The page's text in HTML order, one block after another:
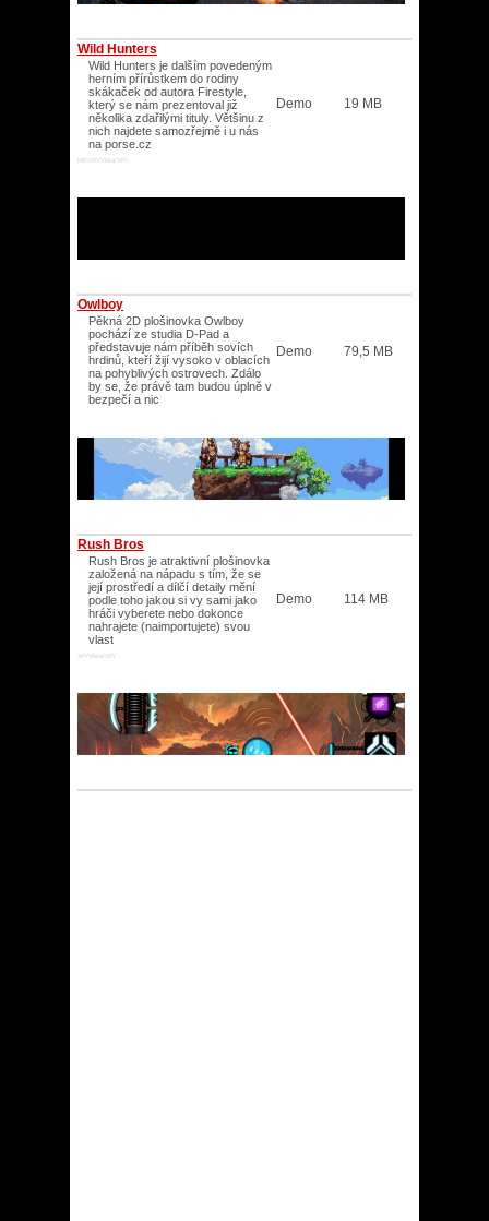
Wild Hunters
Wild Hunters je dalším povedeným
herním přírůstkem do rodiny
skákaček od autora Firestyle,
který se nám prezentoval již
několika zdařilými tituly. Většinu z
nich najdete samozřejmě i u nás
na porse.cz
ME/XP/Vista/XP/
Demo 19 MB
Owlboy
Pěkná 2D plošinovka Owlboy
pochází ze studia D-Pad a
představuje nám příběh sovích
hrdinů, kteří žijí vysoko v oblacích
na pohyblivých ostrovech. Zdálo
by se, že právě tam budou úplně v
bezpečí a nic
Demo 79,5 MB
Rush Bros
Rush Bros je atraktivní plošinovka
založená na nápadu s tím, že se
její prostředí a dílčí detaily mění
podle toho jakou si vy sami jako
hráči vyberete nebo dokonce
nahrajete (naimportujete) svou
vlast
XP/Vista/XP/
Demo 114 MB